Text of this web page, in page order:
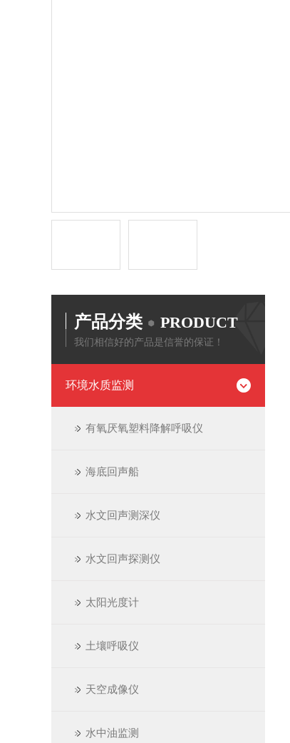
产品分类 PRODUCT
我们相信好的产品是信誉的保证！
环境水质监测
有氧厌氧塑料降解呼吸仪
海底回声船
水文回声测深仪
水文回声探测仪
太阳光度计
土壤呼吸仪
天空成像仪
水中油监测